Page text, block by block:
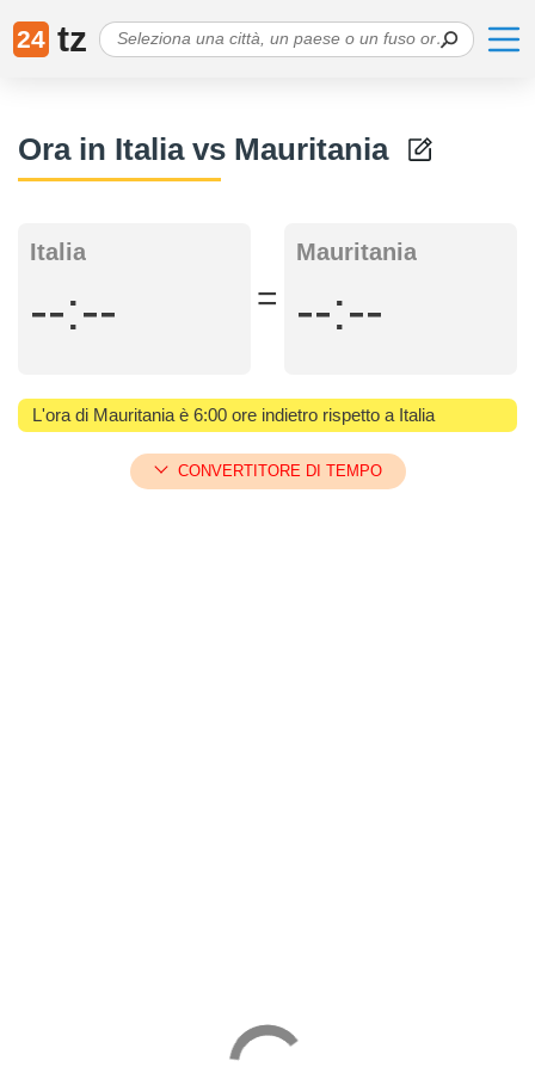
24 tz
Ora in Italia vs Mauritania
Italia
--:-- =
Mauritania
--:--
L'ora di Mauritania è 6:00 ore indietro rispetto a Italia
CONVERTITORE DI TEMPO